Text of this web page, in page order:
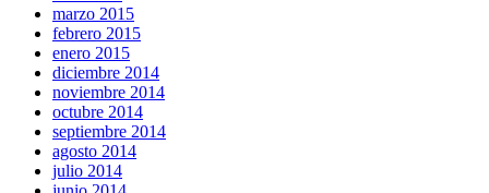
marzo 2015
febrero 2015
enero 2015
diciembre 2014
noviembre 2014
octubre 2014
septiembre 2014
agosto 2014
julio 2014